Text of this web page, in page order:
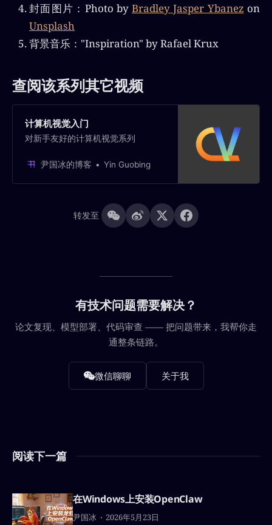
封面图片：Photo byBradley Jasper Ybanez on
Unsplash
背景音乐："Inspiration" by Rafael Krux
查阅该系列其它视频
计算机视觉入门
对新手友好的计算机视觉系列
尹国冰的博客 Yin Guobing
转发至
有技术问题需要解决？
论文复现、模型部署、代码审查 —— 把问题带来，我帮你走
通整条链路。
微信聊聊 关于我
阅读下一篇
在Windows上安装OpenClaw
尹国冰 2026年5月23日